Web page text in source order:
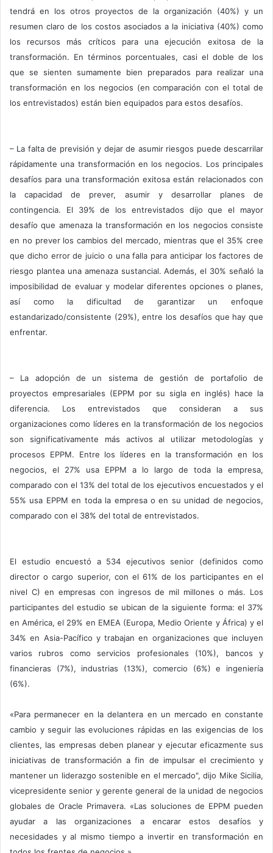
tendrá en los otros proyectos de la organización (40%) y un
resumen claro de los costos asociados a la iniciativa (40%) como
los recursos más críticos para una ejecución exitosa de la
transformación. En términos porcentuales, casi el doble de los
que se sienten sumamente bien preparados para realizar una
transformación en los negocios (en comparación con el total de
los entrevistados) están bien equipados para estos desafíos.
– La falta de previsión y dejar de asumir riesgos puede descarrilar
rápidamente una transformación en los negocios. Los principales
desafíos para una transformación exitosa están relacionados con
la capacidad de prever, asumir y desarrollar planes de
contingencia. El 39% de los entrevistados dijo que el mayor
desafío que amenaza la transformación en los negocios consiste
en no prever los cambios del mercado, mientras que el 35% cree
que dicho error de juicio o una falla para anticipar los factores de
riesgo plantea una amenaza sustancial. Además, el 30% señaló la
imposibilidad de evaluar y modelar diferentes opciones o planes,
así como la dificultad de garantizar un enfoque
estandarizado/consistente (29%), entre los desafíos que hay que
enfrentar.
– La adopción de un sistema de gestión de portafolio de
proyectos empresariales (EPPM por su sigla en inglés) hace la
diferencia. Los entrevistados que consideran a sus
organizaciones como líderes en la transformación de los negocios
son significativamente más activos al utilizar metodologías y
procesos EPPM. Entre los líderes en la transformación en los
negocios, el 27% usa EPPM a lo largo de toda la empresa,
comparado con el 13% del total de los ejecutivos encuestados y el
55% usa EPPM en toda la empresa o en su unidad de negocios,
comparado con el 38% del total de entrevistados.
El estudio encuestó a 534 ejecutivos senior (definidos como
director o cargo superior, con el 61% de los participantes en el
nivel C) en empresas con ingresos de mil millones o más. Los
participantes del estudio se ubican de la siguiente forma: el 37%
en América, el 29% en EMEA (Europa, Medio Oriente y África) y el
34% en Asia-Pacífico y trabajan en organizaciones que incluyen
varios rubros como servicios profesionales (10%), bancos y
financieras (7%), industrias (13%), comercio (6%) e ingeniería
(6%).
«Para permanecer en la delantera en un mercado en constante
cambio y seguir las evoluciones rápidas en las exigencias de los
clientes, las empresas deben planear y ejecutar eficazmente sus
iniciativas de transformación a fin de impulsar el crecimiento y
mantener un liderazgo sostenible en el mercado", dijo Mike Sicilia,
vicepresidente senior y gerente general de la unidad de negocios
globales de Oracle Primavera. «Las soluciones de EPPM pueden
ayudar a las organizaciones a encarar estos desafíos y
necesidades y al mismo tiempo a invertir en transformación en